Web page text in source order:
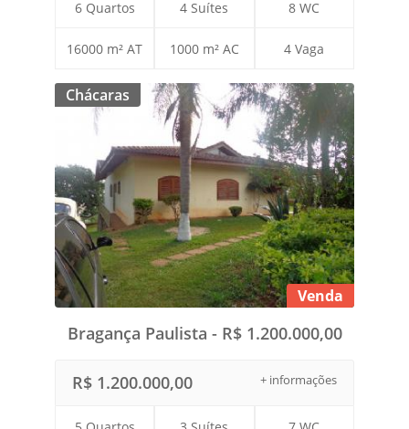
6 Quartos 4 Suítes 8 WC
16000 m² AT 1000 m² AC 4 Vaga
Chácaras
Venda
Bragança Paulista - R$ 1.200.000,00
+ informações
R$ 1.200.000,00